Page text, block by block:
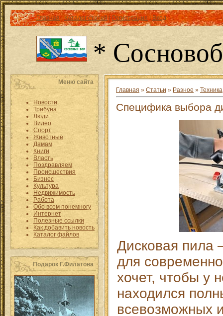
Главная|Каталог статей|Регистрация |Вход
*
Меню сайта
Новости
Трибуна
Люди
Видео
Спорт
Животные
Дамам
Книги
Власть
Поздравляем
Происшествия
Бизнес
Культура
Недвижимость
Работа
Обо всем понемногу
Интернет
Полезные ссылки
Как добавить новость
Каталог файлов
Подарок Г.Филатова
Главная » Статьи » Разное » Техника
Специфика выбора
Дисковая пила
для
хочет, чтобы у
находился
всевозможных